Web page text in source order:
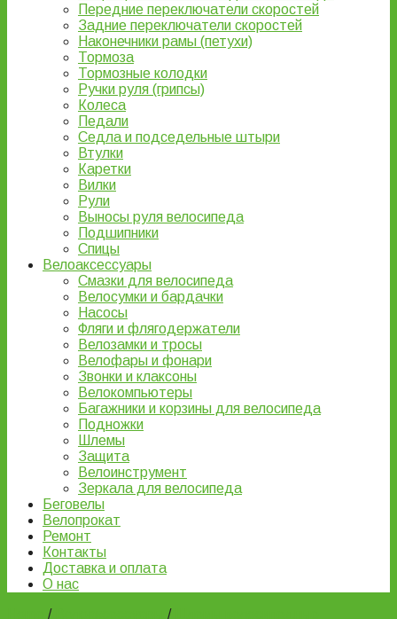
Передние переключатели скоростей
Задние переключатели скоростей
Наконечники рамы (петухи)
Тормоза
Тормозные колодки
Ручки руля (грипсы)
Колеса
Педали
Седла и подседельные штыри
Втулки
Каретки
Вилки
Рули
Выносы руля велосипеда
Подшипники
Спицы
Велоаксессуары
Смазки для велосипеда
Велосумки и бардачки
Насосы
Фляги и флягодержатели
Велозамки и тросы
Велофары и фонари
Звонки и клаксоны
Велокомпьютеры
Багажники и корзины для велосипеда
Подножки
Шлемы
Защита
Велоинструмент
Зеркала для велосипеда
Беговелы
Велопрокат
Ремонт
Контакты
Доставка и оплата
О нас
/ /